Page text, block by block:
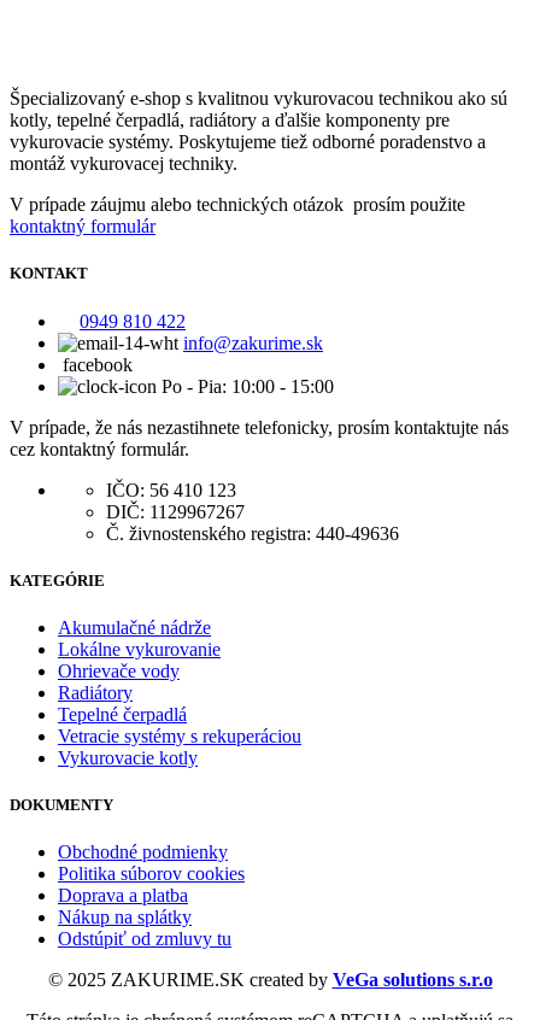
Špecializovaný e-shop s kvalitnou vykurovacou technikou ako sú
kotly, tepelné čerpadlá, radiátory a ďalšie komponenty pre
vykurovacie systémy. Poskytujeme tiež odborné poradenstvo a
montáž vykurovacej techniky.
V prípade záujmu alebo technických otázok prosím použite
kontaktný formulár
KONTAKT
0949 810 422
info@zakurime.sk
facebook
Po - Pia: 10:00 - 15:00
V prípade, že nás nezastihnete telefonicky, prosím kontaktujte nás
cez kontaktný formulár.
IČO: 56 410 123
DIČ: 1129967267
Č. živnostenského registra: 440-49636
KATEGÓRIE
Akumulačné nádrže
Lokálne vykurovanie
Ohrievače vody
Radiátory
Tepelné čerpadlá
Vetracie systémy s rekuperáciou
Vykurovacie kotly
DOKUMENTY
Obchodné podmienky
Politika súborov cookies
Doprava a platba
Nákup na splátky
Odstúpiť od zmluvy tu
© 2025 ZAKURIME.SK created by VeGa solutions s.r.o